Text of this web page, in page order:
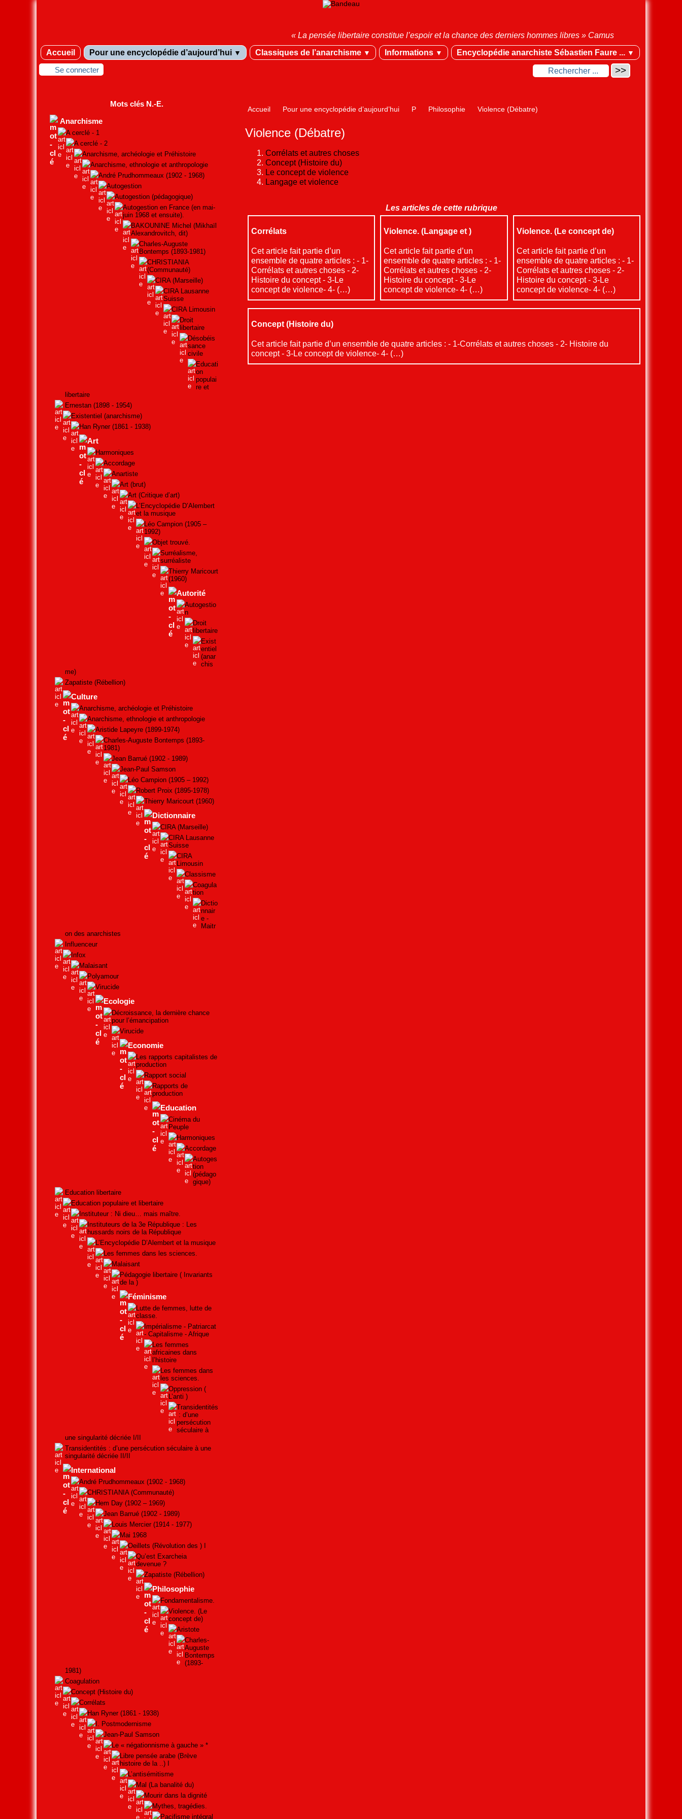
« La pensée libertaire constitue l’espoir et la chance des derniers hommes libres » Camus
Accueil Pour une encyclopédie d’aujourd’hui ▼ Classiques de l’anarchisme ▼ Informations ▼ Encyclopédie anarchiste Sébastien Faure ... ▼
Se connecter
Accueil Pour une encyclopédie d’aujourd’hui P Philosophie Violence (Débatre)
Violence (Débatre)
Corrélats et autres choses
Concept (Histoire du)
Le concept de violence
Langage et violence
Les articles de cette rubrique
Corrélats
Cet article fait partie d’un
ensemble de quatre articles : - 1-
Corrélats et autres choses - 2-
Histoire du concept - 3-Le
concept de violence- 4- (…)
Violence. (Langage et )
Cet article fait partie d’un
ensemble de quatre articles : - 1-
Corrélats et autres choses - 2-
Histoire du concept - 3-Le
concept de violence- 4- (…)
Violence. (Le concept de)
Cet article fait partie d’un
ensemble de quatre articles : - 1-
Corrélats et autres choses - 2-
Histoire du concept - 3-Le
concept de violence- 4- (…)
Concept (Histoire du)
Cet article fait partie d’un ensemble de quatre articles : - 1-Corrélats et autres choses - 2- Histoire du
concept - 3-Le concept de violence- 4- (…)
Mots clés N.-E.
Anarchisme
A cerclé - 1
A cerclé - 2
Anarchisme, archéologie et Préhistoire
Anarchisme, ethnologie et anthropologie
André Prudhommeaux (1902 - 1968)
Autogestion
Autogestion (pédagogique)
Autogestion en France (en mai-
juin 1968 et ensuite).
BAKOUNINE Michel (Mikhaïl
Alexandrovitch, dit)
Charles-Auguste
Bontemps (1893-1981)
CHRISTIANIA
(Communauté)
CIRA (Marseille)
CIRA Lausanne
Suisse
CIRA Limousin
Droit
libertaire
Désobéis
sance
civile
Educati
on
populai
re et
libertaire
Ernestan (1898 - 1954)
Existentiel (anarchisme)
Han Ryner (1861 - 1938)
Art
Harmoniques
Accordage
Anartiste
Art (brut)
Art (Critique d’art)
L’Encyclopédie D’Alembert
et la musique
Léo Campion (1905 –
1992)
Objet trouvé.
Surréalisme,
surréaliste
Thierry Maricourt
(1960)
Autorité
Autogestio
n
Droit
libertaire
Exist
entiel
(anar
chis
me)
Zapatiste (Rébellion)
Culture
Anarchisme, archéologie et Préhistoire
Anarchisme, ethnologie et anthropologie
Aristide Lapeyre (1899-1974)
Charles-Auguste Bontemps (1893-
1981)
Jean Barrué (1902 - 1989)
Jean-Paul Samson
Léo Campion (1905 – 1992)
Robert Proix (1895-1978)
Thierry Maricourt (1960)
Dictionnaire
CIRA (Marseille)
CIRA Lausanne
Suisse
CIRA
Limousin
Classisme
Coagula
tion
Dictio
nnair
e -
Maitr
on des anarchistes
Influenceur
Infox
Malaisant
Polyamour
Virucide
Ecologie
Décroissance, la dernière chance
pour l’émancipation
Virucide
Economie
Les rapports capitalistes de
production
Rapport social
Rapports de
production
Education
Cinéma du
Peuple
Harmoniques
Accordage
Autoges
tion
(pédago
gique)
Education libertaire
Education populaire et libertaire
Instituteur : Ni dieu… mais maître.
Instituteurs de la 3e République : Les
hussards noirs de la République
L’Encyclopédie D’Alembert et la musique
Les femmes dans les sciences.
Malaisant
Pédagogie libertaire ( Invariants
de la )
Féminisme
Lutte de femmes, lutte de
classe.
Impérialisme - Patriarcat
- Capitalisme - Afrique
Les femmes
africaines dans
l’histoire
Les femmes dans
les sciences.
Oppression (
L’anti )
Transidentités
: d’une
persécution
séculaire à
une singularité décriée I/II
Transidentités : d’une persécution séculaire à une
singularité décriée II/II
International
André Prudhommeaux (1902 - 1968)
CHRISTIANIA (Communauté)
Hem Day (1902 – 1969)
Jean Barrué (1902 - 1989)
Louis Mercier (1914 - 1977)
Mai 1968
Oeillets (Révolution des ) I
Qu’est Exarcheia
devenue ?
Zapatiste (Rébellion)
Philosophie
Fondamentalisme.
Violence. (Le
concept de)
Aristote
Charles-
Auguste
Bontemps
(1893-
1981)
Coagulation
Concept (Histoire du)
Corrélats
Han Ryner (1861 - 1938)
I. Postmodernisme
Jean-Paul Samson
Le « négationnisme à gauche » *
Libre pensée arabe (Brève
histoire de la ..) I
L’antisémitisme
Mal (La banalité du)
Mourir dans la dignité
Mythes, tragédies.
Pacifisme intégral